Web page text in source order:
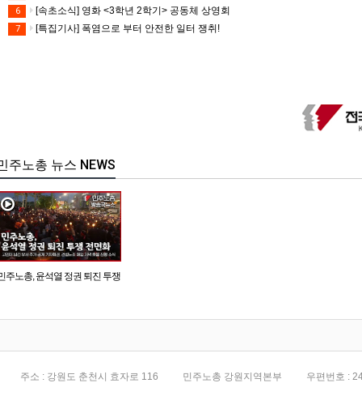
6 [속초소식] 영화 <3학년 2학기> 공동체 상영회
7 [특집기사] 폭염으로 부터 안전한 일터 쟁취!
주노총 뉴스 NEWS
주노총, 윤석열 정권 퇴진 투쟁
주소 : 강원도 춘천시 효자로 116 민주노총 강원지역본부 우편번호 :